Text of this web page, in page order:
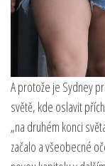
A protože je Sydney
světě, kde oslavit
„na druhém konci
začalo a všeobecné